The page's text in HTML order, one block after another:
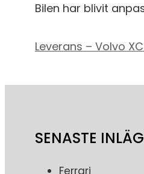
Bilen har blivit
Leverans – Volvo
SENASTE